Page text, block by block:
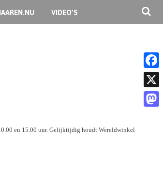
VIDEO’S
en 15.00 uur. Gelijktijdig houdt Wereldwinkel
F
a
c
X